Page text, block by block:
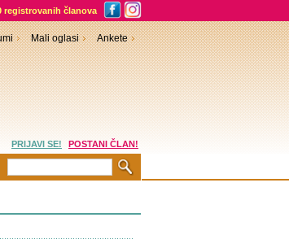
registrovanih članova
Mali oglasi Ankete
PRIJAVI SE! POSTANI ČLAN!